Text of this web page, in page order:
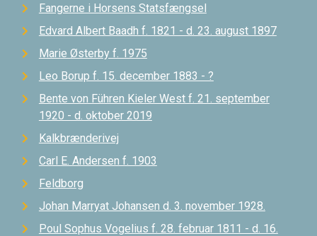
Fangerne i Horsens Statsfængsel
Edvard Albert Baadh f. 1821 - d. 23. august 1897
Marie Østerby f. 1975
Leo Borup f. 15. december 1883 - ?
Bente von Führen Kieler West f. 21. september
1920 - d. oktober 2019
Kalkbrænderivej
Carl E. Andersen f. 1903
Feldborg
Johan Marryat Johansen d. 3. november 1928.
Poul Sophus Vogelius f. 28. februar 1811 - d. 16.